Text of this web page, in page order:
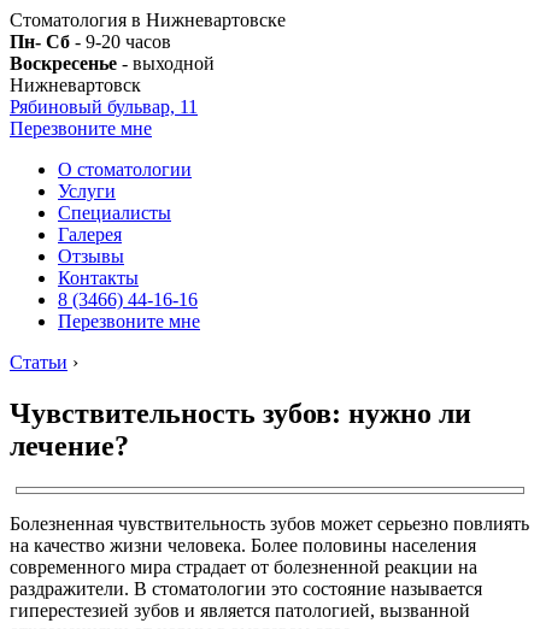
Стоматология в Нижневартовске
Пн- Сб - 9-20 часов
Воскресенье - выходной
Нижневартовск
Рябиновый бульвар, 11
Перезвоните мне
О стоматологии
Услуги
Специалисты
Галерея
Отзывы
Контакты
8 (3466) 44-16-16
Перезвоните мне
Статьи ›
Чувствительность зубов: нужно ли
лечение?
Болезненная чувствительность зубов может серьезно повлиять
на качество жизни человека. Более половины населения
современного мира страдает от болезненной реакции на
раздражители. В стоматологии это состояние называется
гиперестезией зубов и является патологией, вызванной